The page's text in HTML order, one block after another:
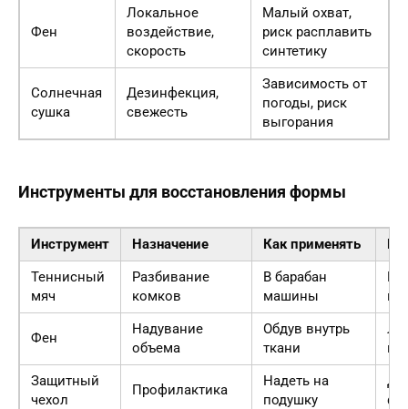
Фен
Локальное
воздействие,
скорость
Малый охват,
риск расплавить
синтетику
Солнечная
сушка
Дезинфекция,
свежесть
Зависимость от
погоды, риск
выгорания
Инструменты для восстановления формы
Инструмент Назначение Как применять
Теннисный
мяч
Разбивание
комков
В барабан
машины
пух
Фен
Надувание
объема
Обдув внутрь
ткани
Защитный
чехол
Профилактика
Надеть на
подушку